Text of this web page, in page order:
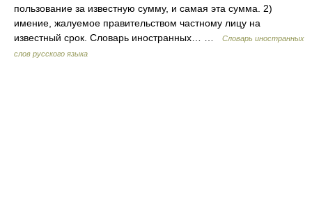
пользование за известную сумму, и самая эта сумма. 2)
имение, жалуемое правительством частному лицу на
известный срок. Словарь иностранных… …
Словарь иностранных
слов русского языка